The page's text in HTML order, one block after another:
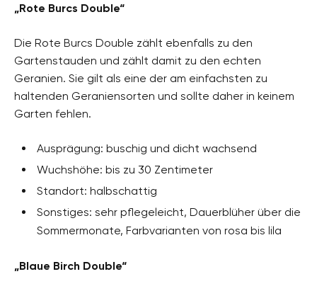
„Rote Burcs Double“
Die Rote Burcs Double zählt ebenfalls zu den
Gartenstauden und zählt damit zu den echten
Geranien. Sie gilt als eine der am einfachsten zu
haltenden Geraniensorten und sollte daher in keinem
Garten fehlen.
Ausprägung: buschig und dicht wachsend
Wuchshöhe: bis zu 30 Zentimeter
Standort: halbschattig
Sonstiges: sehr pflegeleicht, Dauerblüher über die
Sommermonate, Farbvarianten von rosa bis lila
„Blaue Birch Double“